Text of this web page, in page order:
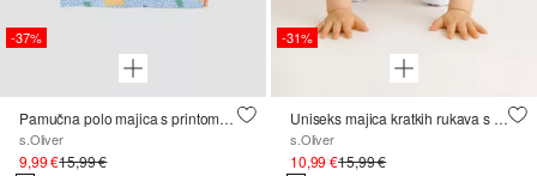
-37%
Pamučna polo majica s printom po čitavoj površini
s.Oliver
9,99 €15,99 €
-31%
Uniseks majica kratkih rukava s printom i aplikacijom
s.Oliver
10,99 €15,99 €